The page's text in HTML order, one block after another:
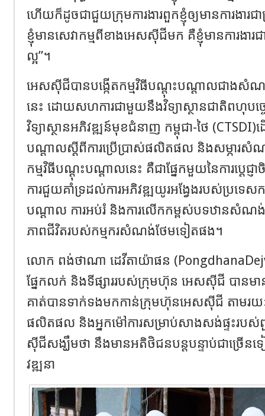
ហើយក៏ដូចជាជួយក្រុមការងារពួកខ្ញុំឲ្យមានការងារជ
ខ្ញុំមានសេវាកម្មពីខាងអេសស៊ីជីមក គឺខ្ញុំមានការងារ
ល្អ”។
អេសស៊ីជីបានបង្កើតកម្មវិធីបណ្ដុះបណ្ដាលជាងសំណង់
នេះ ដោយសហការជាមួយនឹងវិទ្យាស្ថានជាតិពហុបច្
វិទ្យាស្ថានអភិវឌ្ឍន៍មុខជំនាញ កម្ពុជា-ថៃ (CTSDI)
បណ្ដាលស្ដីពីការប្រើប្រាស់ផលិតផល និងសម្ភារសំណ
កម្មវិធីបណ្ដុះបណ្ដាលនេះ គឺជាផ្នែកមួយនៃការប្ដេជ្
ការជួយគាំទ្រដល់ការអភិវឌ្ឍយូរអង្វែងរបស់ប្រទេស
បណ្ដាល ការអប់រំ និងការលើកកម្ពស់បទឋានសំ
ភាពជីវិតរបស់កម្មករសំណង់ថែមទៀតផង។
លោក ពង់ថាណា ដេវីតាយ៉ាផន
ផ្នែកលក់ និងទីផ្សាររបស់ក្រុមហ៊ុន អេសស៊ីជី បានមាន
គាត់បានទាក់ទងមកកាន់ក្រុមហ៊ុនអេសស៊ីជី តាមរយៈ
ផលិតផល និងអ្នកម៉ៅការសម្រាប់សាងសង់ផ្ទះរបស់
ស៊ីជីសង្ឃឹមថា នឹងមានអតិថិជនបន្តបន្ទាប់ជាច្រើនទៀ
វឌ្ឍនា